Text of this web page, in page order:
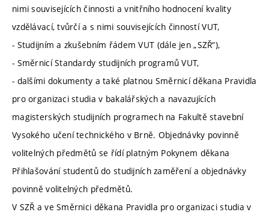
nimi souvisejících činnosti a vnitřního hodnocení kvality
vzdělávací, tvůrčí a s nimi souvisejících činností VUT,
- Studijním a zkušebním řádem VUT (dále jen „SZŘ“),
- Směrnicí Standardy studijních programů VUT,
- dalšími dokumenty a také platnou Směrnicí děkana Pravidla
pro organizaci studia v bakalářských a navazujících
magisterských studijních programech na Fakultě stavební
Vysokého učení technického v Brně. Objednávky povinně
volitelných předmětů se řídí platným Pokynem děkana
Přihlašování studentů do studijních zaměření a objednávky
povinně volitelných předmětů.
V SZŘ a ve Směrnici děkana Pravidla pro organizaci studia v